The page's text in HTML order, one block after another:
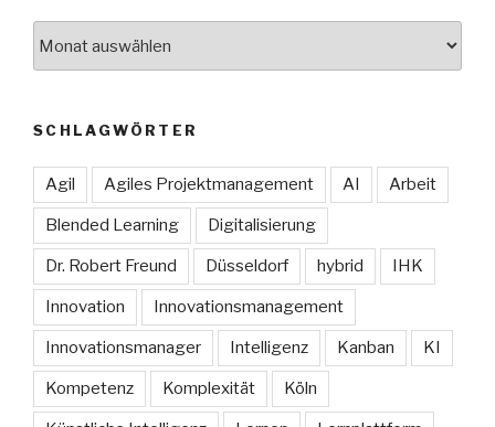
SCHLAGWÖRTER
Agil Agiles Projektmanagement AI Arbeit
Blended Learning Digitalisierung
Dr. Robert Freund Düsseldorf hybrid IHK
Innovation Innovationsmanagement
Innovationsmanager Intelligenz Kanban KI
Kompetenz Komplexität Köln